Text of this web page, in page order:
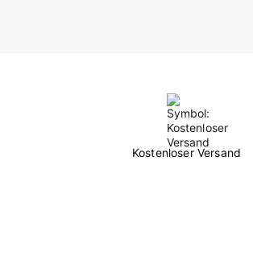
Kostenloser Versand